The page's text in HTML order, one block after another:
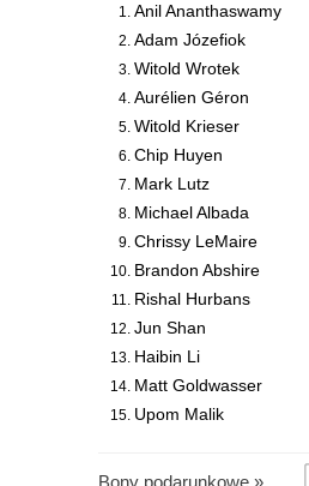
Anil Ananthaswamy
Adam Józefiok
Witold Wrotek
Aurélien Géron
Witold Krieser
Chip Huyen
Mark Lutz
Michael Albada
Chrissy LeMaire
Brandon Abshire
Rishal Hurbans
Jun Shan
Haibin Li
Matt Goldwasser
Upom Malik
Bony podarunkowe »